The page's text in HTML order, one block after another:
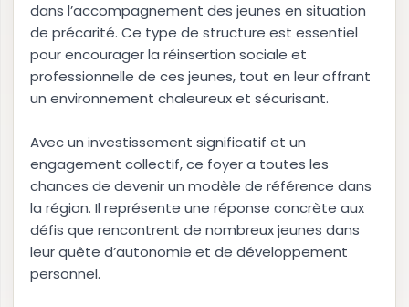
dans l’accompagnement des jeunes en situation
de précarité. Ce type de structure est essentiel
pour encourager la réinsertion sociale et
professionnelle de ces jeunes, tout en leur offrant
un environnement chaleureux et sécurisant.
Avec un investissement significatif et un
engagement collectif, ce foyer a toutes les
chances de devenir un modèle de référence dans
la région. Il représente une réponse concrète aux
défis que rencontrent de nombreux jeunes dans
leur quête d’autonomie et de développement
personnel.